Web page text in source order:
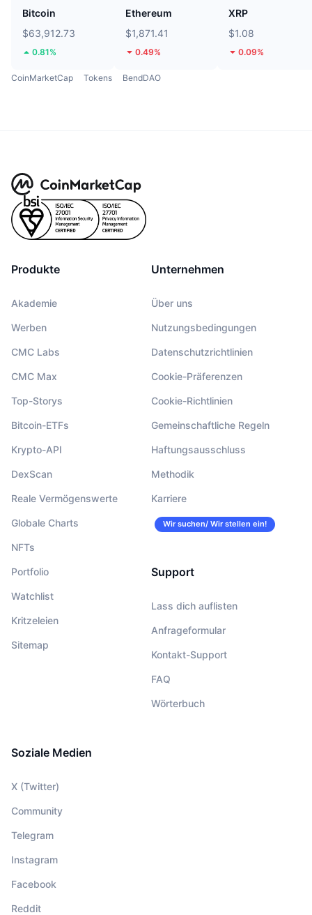
Bitcoin
$63,912.73
0.81%
Ethereum
$1,871.41
0.49%
XRP
$1.08
0.09%
CoinMarketCap Tokens BendDAO
Produkte
Akademie
Werben
CMC Labs
CMC Max
Top-Storys
Bitcoin-ETFs
Krypto-API
DexScan
Reale Vermögenswerte
Globale Charts
NFTs
Portfolio
Watchlist
Kritzeleien
Sitemap
Unternehmen
Über uns
Nutzungsbedingungen
Datenschutzrichtlinien
Cookie-Präferenzen
Cookie-Richtlinien
Gemeinschaftliche Regeln
Haftungsausschluss
Methodik
Karriere
Wir suchen/ Wir stellen ein!
Support
Lass dich auflisten
Anfrageformular
Kontakt-Support
FAQ
Wörterbuch
Soziale Medien
X (Twitter)
Community
Telegram
Instagram
Facebook
Reddit